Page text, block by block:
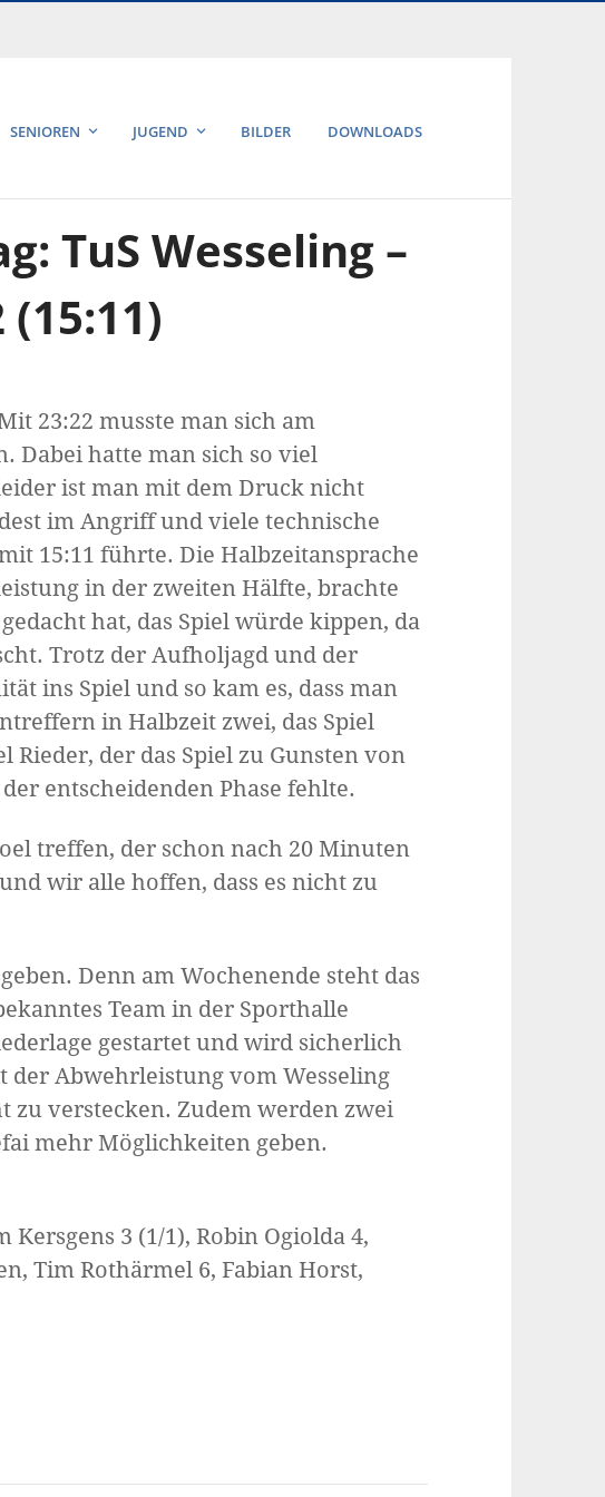
SENIOREN JUGEND BILDER DOWNLOADS
TuS Wesseling –
23:22 musste man sich am
Dabei hatte man sich so viel
ist man mit dem Druck nicht
im Angriff und viele technische
15:11 führte. Die Halbzeitansprache
in der zweiten Hälfte, brachte
hat, das Spiel würde kippen, da
Trotz der Aufholjagd und der
ins Spiel und so kam es, dass man
in Halbzeit zwei, das Spiel
der das Spiel zu Gunsten von
entscheidenden Phase fehlte.
treffen, der schon nach 20 Minuten
wir alle hoffen, dass es nicht zu
Denn am Wochenende steht das
Team in der Sporthalle
gestartet und wird sicherlich
der Abwehrleistung vom Wesseling
zu verstecken. Zudem werden zwei
mehr Möglichkeiten geben.
3 (1/1), Robin Ogiolda 4,
Tim Rothärmel 6, Fabian Horst,